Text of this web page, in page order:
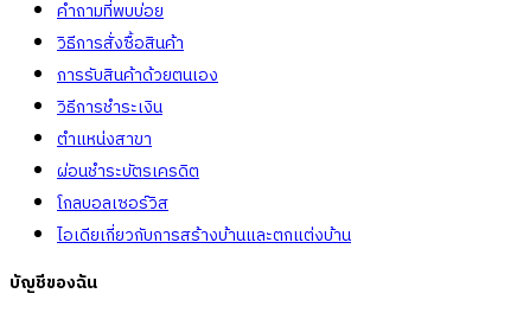
คำถามที่พบบ่อย
วิธีการสั่งซื้อสินค้า
การรับสินค้าด้วยตนเอง
วิธีการชำระเงิน
ตำแหน่งสาขา
ผ่อนชำระบัตรเครดิต
โกลบอลเซอร์วิส
ไอเดียเกี่ยวกับการสร้างบ้านและตกแต่งบ้าน
บัญชีของฉัน